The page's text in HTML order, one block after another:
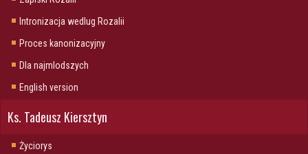
Intronizacja wedlug Rozalii
Proces kanonizacyjny
Dla najmlodszych
English version
Ks. Tadeusz Kiersztyn
Życiorys